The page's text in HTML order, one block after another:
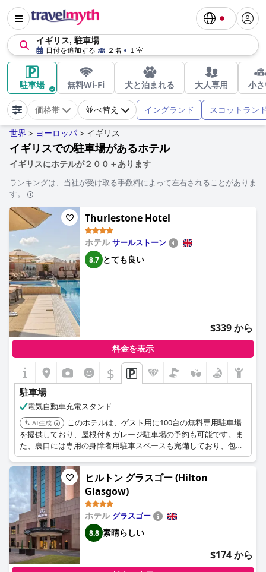
イギリス, 駐車場
日付を追加する ２名 １室
駐車場 無料Wi-Fi 犬と泊まれる 大人専用 小
価格帯 並べ替え イングランド スコットラン
世界 > ヨーロッパ > イギリス
イギリスでの駐車場があるホテル
イギリスにホテルが２００＋あります
ランキングは、当社が受け取る手数料によって左右されることがありま
す。
Thurlestone Hotel
ホテルサールストーン
8.7 とても良い
$339 から
料金を表示
$
駐車場
電気自動車充電スタンド
AI生成
このホテルは、ゲスト用に100台の無料専用駐車場
を提供しており、屋根付きガレージ駐車場の予約も可能です。ま
た、裏口には専用の身障者用駐車スペースも完備しており、包括
的で便利な駐車施設を確保しています。
ヒルトン グラスゴー (Hilton
Glasgow)
ホテル グラスゴー
8.8 素晴らしい
$174 から